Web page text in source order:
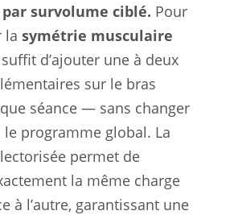
survolume ciblé. Pour
la symétrie musculaire
d’ajouter une à deux
sur le bras
séance — sans changer
le programme global. La
permet de
la même charge
à l’autre, garantissant une